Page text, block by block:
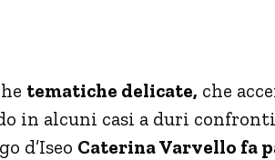
tematiche delicate, che
in alcuni casi a duri
d’Iseo Caterina Varvello fa